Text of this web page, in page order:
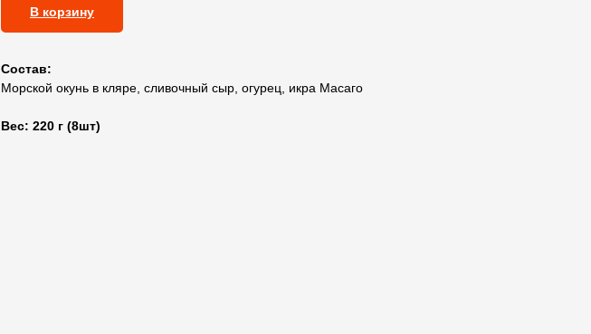
В корзину
Состав:
Морской окунь в кляре, сливочный сыр, огурец, икра Масаго
Вес: 220 г (8шт)